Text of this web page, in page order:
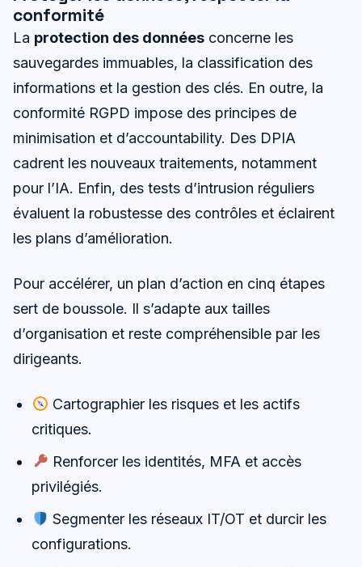
conformité
La protection des données concerne les
sauvegardes immuables, la classification des
informations et la gestion des clés. En outre, la
conformité RGPD impose des principes de
minimisation et d’accountability. Des DPIA
cadrent les nouveaux traitements, notamment
pour l’IA. Enfin, des tests d’intrusion réguliers
évaluent la robustesse des contrôles et éclairent
les plans d’amélioration.
Pour accélérer, un plan d’action en cinq étapes
sert de boussole. Il s’adapte aux tailles
d’organisation et reste compréhensible par les
dirigeants.
Cartographier les risques et les actifs
critiques.
Renforcer les identités, MFA et accès
privilégiés.
Segmenter les réseaux IT/OT et durcir les
configurations.